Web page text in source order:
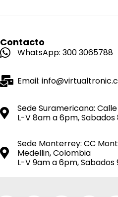
Contacto
WhatsApp: 300 3065788
Email:
Sede Suramericana:
L-V 8am a 6pm,
Sede Monterrey: CC
Medellin, Colombia
L-V 9am a 6pm,